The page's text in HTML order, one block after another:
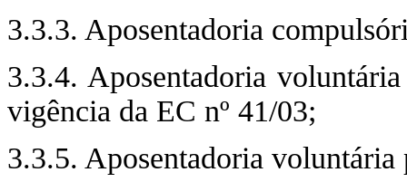
3.3.3. Aposentadoria
3.3.4. Aposentadoria
vigência da EC nº 41/03;
3.3.5. Aposentadoria